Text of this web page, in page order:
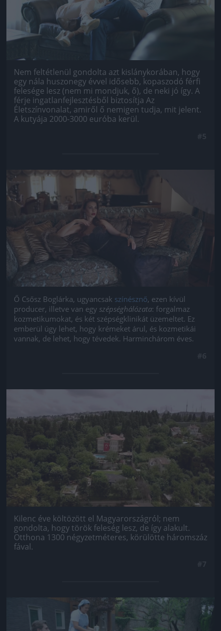
Nem feltétlenül gondolta azt kislánykorában, hogy
egy nála huszonegy évvel idősebb, kopaszodó férfi
felesége lesz (nem mi mondjuk, ő), de neki jó így. A
férje ingatlanfejlesztésből biztosítja Az
Életszínvonalat, amiről ő nemigen tudja, mit jelent.
A kutyája 2000-3000 euróba kerül.
Jön még kép!
Ő Csősz Boglárka, ugyancsak színésznő, ezen kívül
producer, illetve van egy szépséghálózata: forgalmaz
kozmetikumokat, és két szépségklinikát üzemeltet. Ez
emberül úgy lehet, hogy krémeket árul, és kozmetikái
vannak, de lehet, hogy tévedek. Harminchárom éves.
Kilenc éve költözött el Magyarországról; nem
gondolta, hogy török feleség lesz, de így alakult.
Otthona 1300 négyzetméteres, körülötte háromszáz
fával.
Jön még kép!